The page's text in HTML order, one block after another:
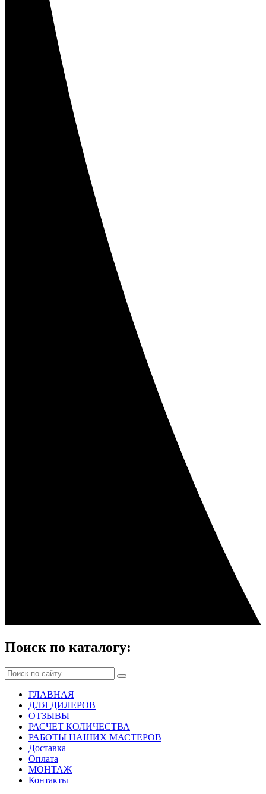
Поиск по каталогу:
ГЛАВНАЯ
ДЛЯ ДИЛЕРОВ
ОТЗЫВЫ
РАСЧЕТ КОЛИЧЕСТВА
РАБОТЫ НАШИХ МАСТЕРОВ
Доставка
Оплата
МОНТАЖ
Контакты